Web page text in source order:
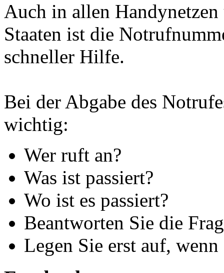
Auch in allen
Staaten ist die
schneller Hilfe.
Bei der Abgabe des
wichtig:
Wer ruft an?
Was ist passiert?
Wo ist es passiert?
Beantworten Sie die
Legen Sie erst auf,